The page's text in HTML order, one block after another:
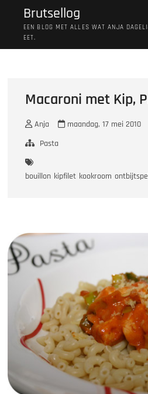
Brutsellog
EEN BLOG MET ALLES WAT ANJA
EET.
Macaroni met Kip,
Anja maandag, 17 mei 2010
Pasta
bouillon kipfilet kookroom